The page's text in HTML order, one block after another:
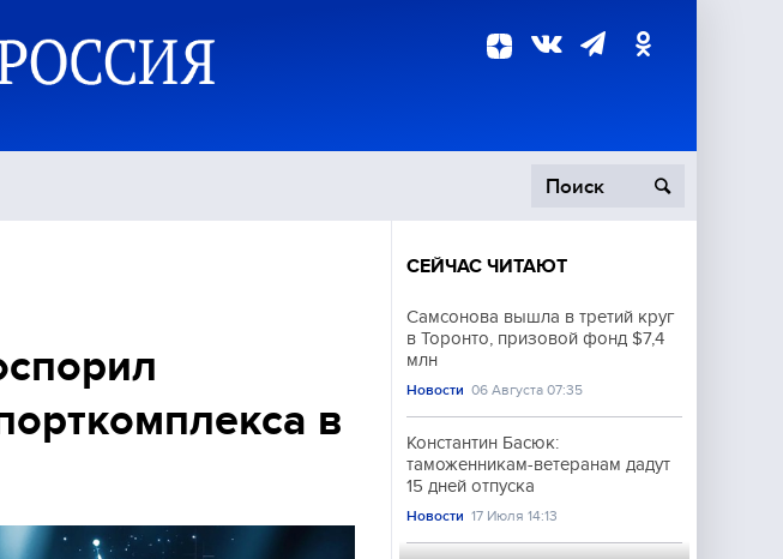
Происшествия
в
СЕЙЧАС ЧИТАЮТ
Самсонова вышла в третий круг
в Торонто, призовой фонд $7,4
млн
Новости 06 Августа 07:35
Константин Басюк:
таможенникам-ветеранам дадут
15 дней отпуска
Новости 17 Июля 14:13